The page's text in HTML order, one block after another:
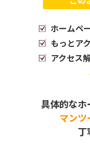
ホームペ
もっとア
アクセス
具体的な
マン
丁